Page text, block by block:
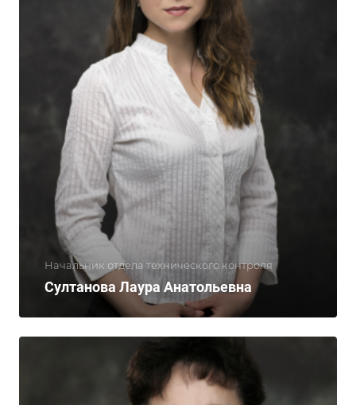
Начальник отдела технического контроля
Султанова Лаура Анатольевна